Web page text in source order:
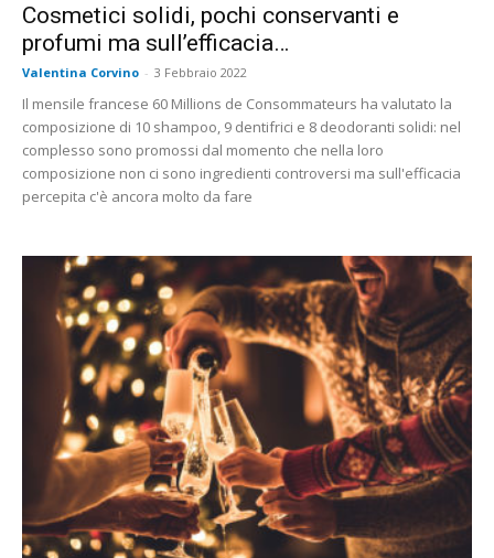
Cosmetici solidi, pochi conservanti e
profumi ma sull’efficacia…
Valentina Corvino - 3 Febbraio 2022
Il mensile francese 60 Millions de Consommateurs ha valutato la
composizione di 10 shampoo, 9 dentifrici e 8 deodoranti solidi: nel
complesso sono promossi dal momento che nella loro
composizione non ci sono ingredienti controversi ma sull'efficacia
percepita c'è ancora molto da fare